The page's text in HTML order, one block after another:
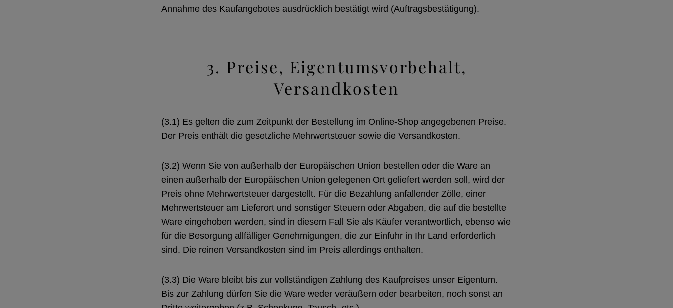
Annahme des Kaufangebotes ausdrücklich bestätigt wird (Auftragsbestätigung).
3. Preise, Eigentumsvorbehalt,
Versandkosten
(3.1) Es gelten die zum Zeitpunkt der Bestellung im Online-Shop angegebenen Preise.
Der Preis enthält die gesetzliche Mehrwertsteuer sowie die Versandkosten.
(3.2) Wenn Sie von außerhalb der Europäischen Union bestellen oder die Ware an
einen außerhalb der Europäischen Union gelegenen Ort geliefert werden soll, wird der
Preis ohne Mehrwertsteuer dargestellt. Für die Bezahlung anfallender Zölle, einer
Mehrwertsteuer am Lieferort und sonstiger Steuern oder Abgaben, die auf die bestellte
Ware eingehoben werden, sind in diesem Fall Sie als Käufer verantwortlich, ebenso wie
für die Besorgung allfälliger Genehmigungen, die zur Einfuhr in Ihr Land erforderlich
sind. Die reinen Versandkosten sind im Preis allerdings enthalten.
(3.3) Die Ware bleibt bis zur vollständigen Zahlung des Kaufpreises unser Eigentum.
Bis zur Zahlung dürfen Sie die Ware weder veräußern oder bearbeiten, noch sonst an